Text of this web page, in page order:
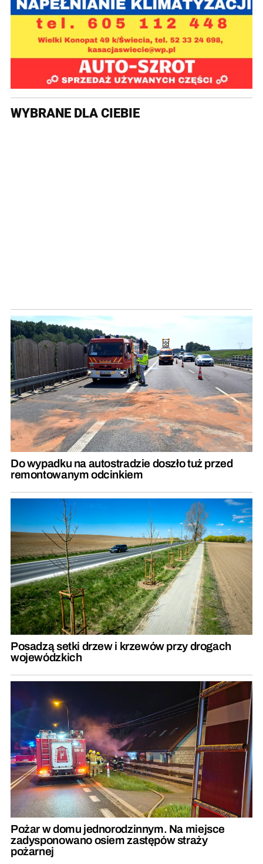
WYBRANE DLA CIEBIE
Do wypadku na autostradzie doszło tuż przed
remontowanym odcinkiem
Posadzą setki drzew i krzewów przy drogach
wojewódzkich
Pożar w domu jednorodzinnym. Na miejsce
zadysponowano osiem zastępów straży
pożarnej